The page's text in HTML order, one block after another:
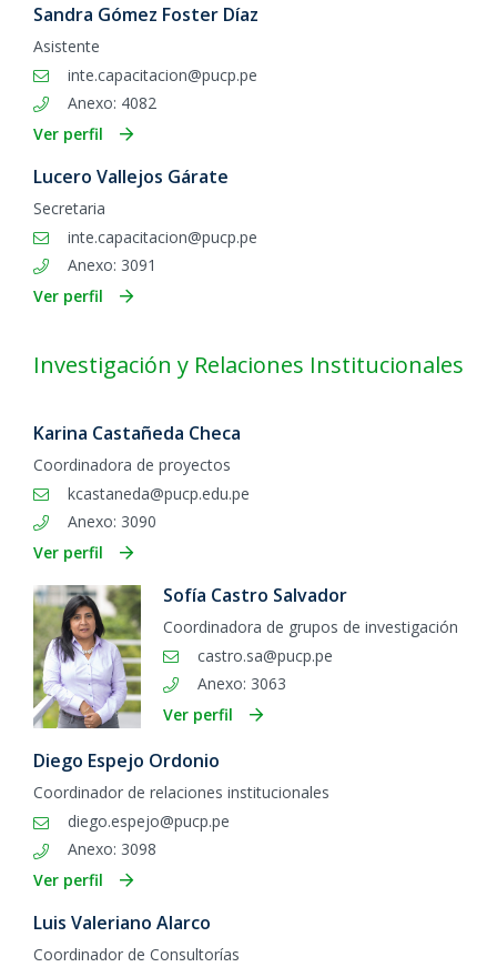
Sandra Gómez Foster Díaz
Asistente
inte.capacitacion@pucp.pe
Anexo: 4082
Ver perfil
Lucero Vallejos Gárate
Secretaria
inte.capacitacion@pucp.pe
Anexo: 3091
Ver perfil
Investigación y Relaciones Institucionales
Karina Castañeda Checa
Coordinadora de proyectos
kcastaneda@pucp.edu.pe
Anexo: 3090
Ver perfil
Sofía Castro Salvador
Coordinadora de grupos de investigación
castro.sa@pucp.pe
Anexo: 3063
Ver perfil
Diego Espejo Ordonio
Coordinador de relaciones institucionales
diego.espejo@pucp.pe
Anexo: 3098
Ver perfil
Luis Valeriano Alarco
Coordinador de Consultorías